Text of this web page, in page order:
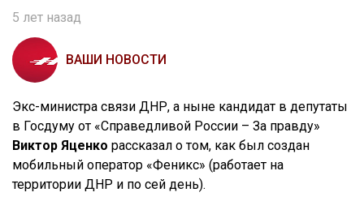
5 лет назад
ВАШИ НОВОСТИ
Экс-министра связи ДНР, а ныне кандидат в депутаты
в Госдуму от «Справедливой России – За правду»
Виктор Яценко рассказал о том, как был создан
мобильный оператор «Феникс» (работает на
территории ДНР и по сей день).